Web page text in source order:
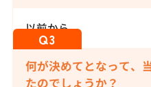
以前から。
何が決めてとなって、
たのでしょうか？